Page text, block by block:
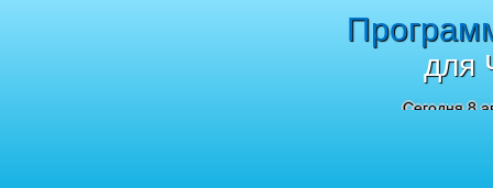
для
Сегодня 8